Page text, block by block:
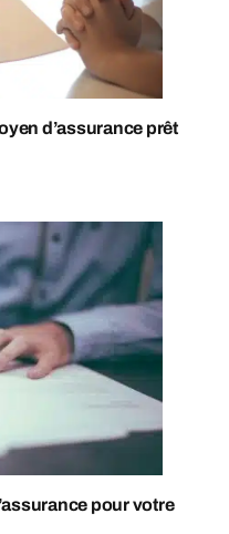
d’assurance prêt
pour votre